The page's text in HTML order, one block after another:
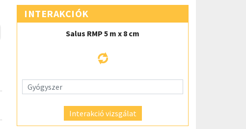
INTERAKCIÓK
Salus RMP 5 m x 8 cm
Interakció vizsgálat